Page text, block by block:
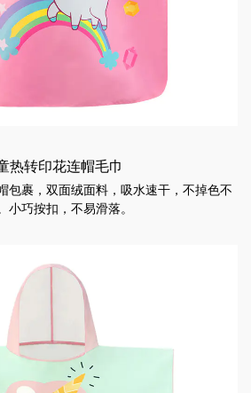
热转印花连帽毛巾
包裹，双面绒面料，吸水速干，不掉色不
小巧按扣，不易滑落。